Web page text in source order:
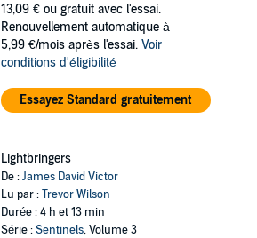
13,09 € ou gratuit avec l'essai.
Renouvellement automatique à
5,99 €/mois après l'essai. Voir
conditions d'éligibilité
Essayez Standard gratuitement
Lightbringers
De :James David Victor
Lu par :Trevor Wilson
Durée : 4 h et 13 min
Série :Sentinels, Volume 3